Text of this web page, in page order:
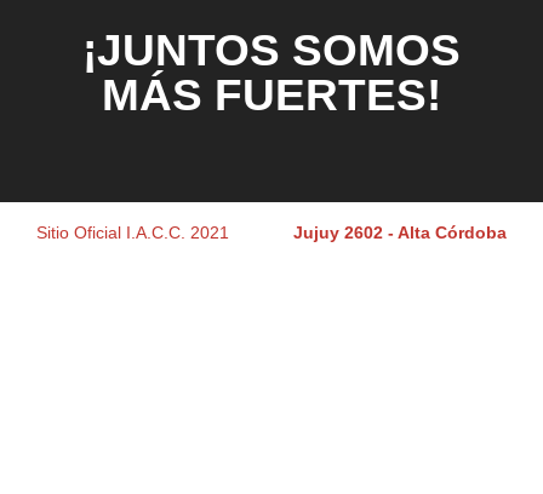
¡JUNTOS SOMOS
MÁS FUERTES!
Sitio Oficial I.A.C.C. 2021 Jujuy 2602 - Alta Córdoba